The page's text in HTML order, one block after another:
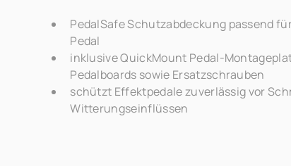
PedalSafe Schutzabdeckung passend
Pedal
inklusive QuickMount Pedal-
Pedalboards sowie Ersatzschrauben
schützt Effektpedale zuverlässig vor
Witterungseinflüssen